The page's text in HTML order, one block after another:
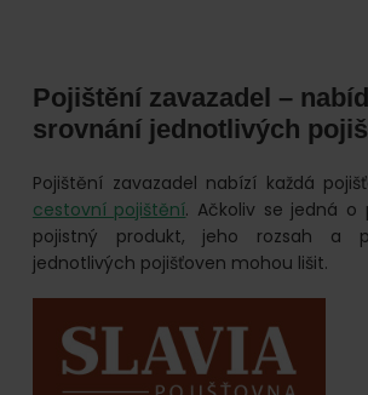
Pojištění zavazadel –
srovnání jednotlivých
Pojištění zavazadel nabízí každá
cestovní pojištění. Ačkoliv se jedná o
pojistný produkt, jeho rozsah a
jednotlivých pojišťoven mohou lišit.